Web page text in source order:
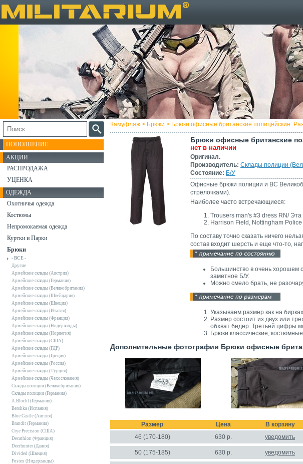
Камуфляж > Брюки > Брюки офисные британские полицейские.
Брюки офисные британские
нет в наличии
Оригинал.
Производитель: Склады полиции
Состояние: Б/У
Офисные брюки полиции и ВС
стрелочками).
Наиболее часто встречающиеся:
Trousers man's #3 dress RN/
Harrison Field, Nottingham Police
По составу точно сказать ничего
состав входит шерсть и еще что-то,
Большинство в очень хорошем
заметное Б/У.
Можно смело брать, не
Указываем размер как на
Размер состоит из двух или
обхват бедер. Третьей цифры
Брюки классические,
Дополнительные фотографии Брюки офисные
Размер Цена
В корзину
46 (170-180)
630 р. уведомить
50 (175-185) 630 р. уведомить
ПОПОЛНЕНИЕ
АКЦИИ
РАСПРОДАЖА
УЦЕНКА
ОДЕЖДА
Охотничья одежда
Костюмы
Непромокаемая одежда
Куртки и Парки
Брюки
- ВСЕ -
Другие
Армейские склады (Австрия)
Армейские склады (Германия)
Армейские склады (Великобритания)
Армейские склады (Швейцария)
Армейские склады (Швеция)
Армейские склады (Италия)
Армейские склады (Франция)
Армейские склады (Нидерланды)
Армейские склады (Норвегия)
Армейские склады (США)
Армейские склады (ГДР)
Армейские склады (Греция)
Армейские склады (Россия)
Армейские склады (Турция)
Армейские склады (Чехословакия)
Склады полиции (Великобритания)
Склады полиции (Германия)
A.Blochl (Германия)
Bershka (Испания)
Blue Castle (Англия)
Brandit (Германия)
Crye Precision (США)
Decathlon (Франция)
Deerhunter (Дания)
Divided (Швеция)
Fostex (Нидерланды)